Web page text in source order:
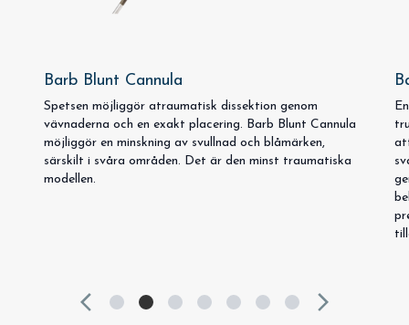
Barb Blunt Cannula
Spetsen möjliggör atraumatisk dissektion genom
vävnaderna och en exakt placering. Barb Blunt Cannula
möjliggör en minskning av svullnad och blåmärken,
särskilt i svåra områden. Det är den minst traumatiska
modellen.